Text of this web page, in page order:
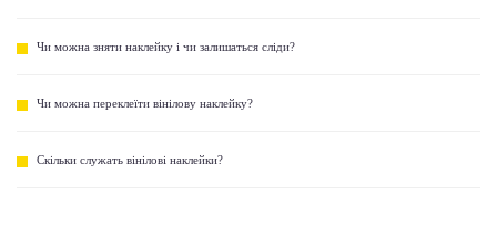
Чи можна зняти наклейку і чи залишаться сліди?
Чи можна переклеїти вінілову наклейку?
Скільки служать вінілові наклейки?